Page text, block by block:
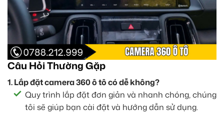
Câu Hỏi Thường Gặp
1. Lắp đặt camera 360 ô tô có dễ không?
Quy trình lắp đặt đơn giản và nhanh chóng, chúng
tôi sẽ giúp bạn cài đặt và hướng dẫn sử dụng.